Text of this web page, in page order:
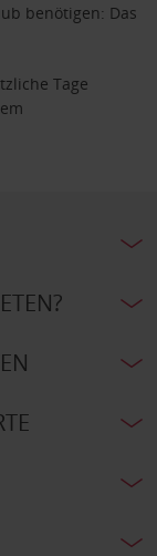
benötigen: Das
Tage